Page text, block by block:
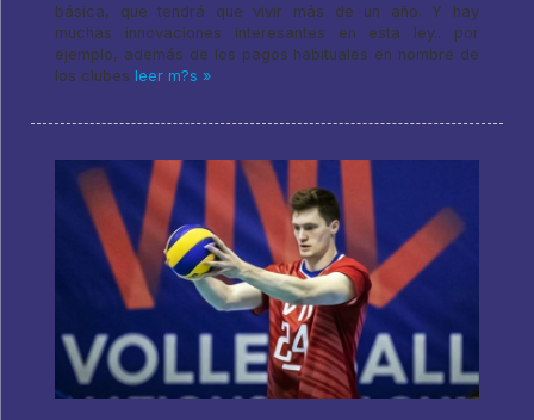
básica, que tendrá que vivir más de un año. Y hay
muchas innovaciones interesantes en esta ley.. por
ejemplo, además de los pagos habituales en nombre de
los clubes leer m?s »